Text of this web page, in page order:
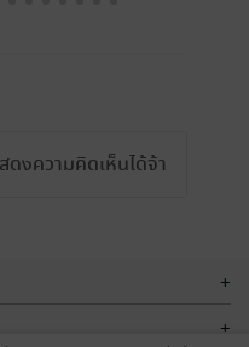
ดงความคิดเห็นได้จ้า
+
+